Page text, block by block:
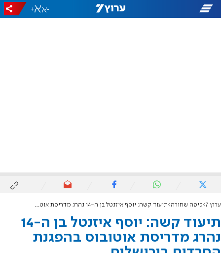
-
+
ערוץ 7 כיפה שחורה תיעוד קשה: יוסף איזנטל בן ה-14 נהרג מדריסת אוטובוס בהפגנת החרדים בירושלים
תיעוד קשה: יוסף איזנטל בן ה-14
נהרג מדריסת אוטובוס בהפגנת